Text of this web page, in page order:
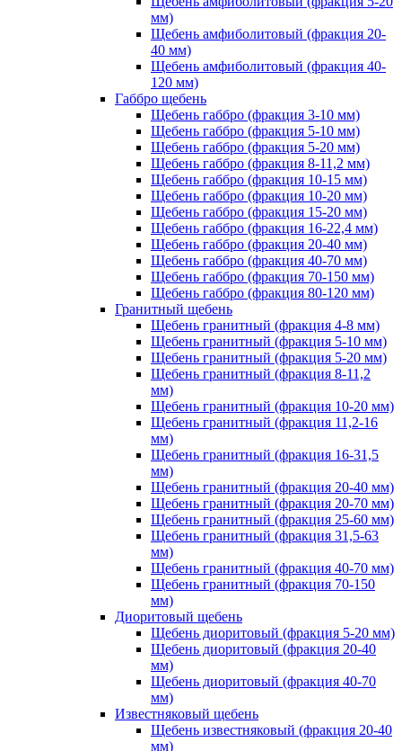
мм)
Щебень амфиболитовый (фракция 20-
40 мм)
Щебень амфиболитовый (фракция 40-
120 мм)
Габбро щебень
Щебень габбро (фракция 3-10 мм)
Щебень габбро (фракция 5-10 мм)
Щебень габбро (фракция 5-20 мм)
Щебень габбро (фракция 8-11,2 мм)
Щебень габбро (фракция 10-15 мм)
Щебень габбро (фракция 10-20 мм)
Щебень габбро (фракция 15-20 мм)
Щебень габбро (фракция 16-22,4 мм)
Щебень габбро (фракция 20-40 мм)
Щебень габбро (фракция 40-70 мм)
Щебень габбро (фракция 70-150 мм)
Щебень габбро (фракция 80-120 мм)
Гранитный щебень
Щебень гранитный (фракция 4-8 мм)
Щебень гранитный (фракция 5-10 мм)
Щебень гранитный (фракция 5-20 мм)
Щебень гранитный (фракция 8-11,2
мм)
Щебень гранитный (фракция 10-20 мм)
Щебень гранитный (фракция 11,2-16
мм)
Щебень гранитный (фракция 16-31,5
мм)
Щебень гранитный (фракция 20-40 мм)
Щебень гранитный (фракция 20-70 мм)
Щебень гранитный (фракция 25-60 мм)
Щебень гранитный (фракция 31,5-63
мм)
Щебень гранитный (фракция 40-70 мм)
Щебень гранитный (фракция 70-150
мм)
Диоритовый щебень
Щебень диоритовый (фракция 5-20 мм)
Щебень диоритовый (фракция 20-40
мм)
Щебень диоритовый (фракция 40-70
мм)
Известняковый щебень
Щебень известняковый (фракция 20-40
мм)